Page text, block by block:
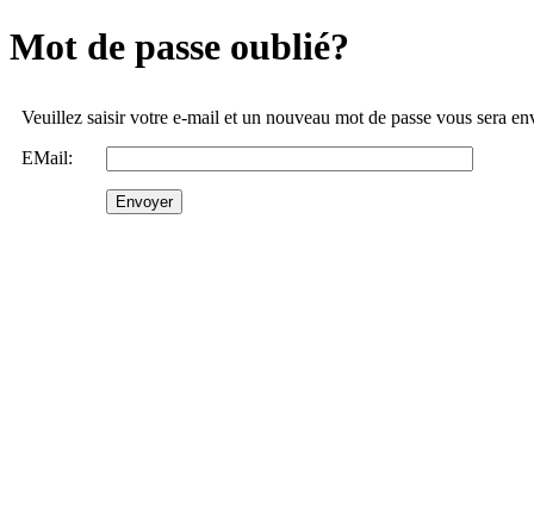
Mot de passe oublié?
Veuillez saisir votre e-mail et un nouveau mot de passe vous sera
EMail: